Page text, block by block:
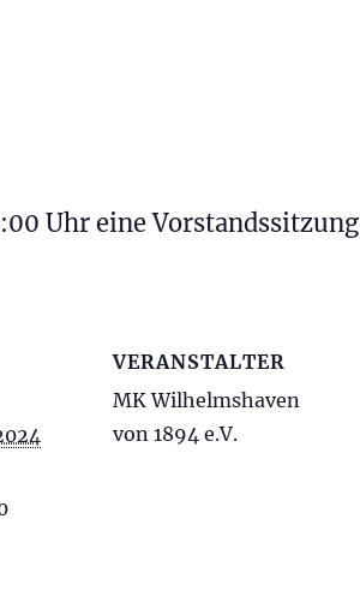
Uhr eine Vorstandssitzung
VERANSTALTER
MK Wilhelmshaven
von 1894 e.V.